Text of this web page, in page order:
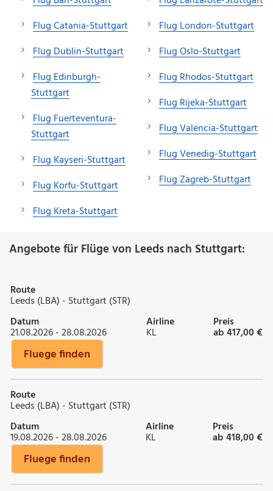
Flug Catania-Stuttgart
Flug Dublin-Stuttgart
Flug Edinburgh-
Stuttgart
Flug Fuerteventura-
Stuttgart
Flug Kayseri-Stuttgart
Flug Korfu-Stuttgart
Flug Kreta-Stuttgart
Flug London-Stuttgart
Flug Oslo-Stuttgart
Flug Rhodos-Stuttgart
Flug Rijeka-Stuttgart
Flug Valencia-Stuttgart
Flug Venedig-Stuttgart
Flug Zagreb-Stuttgart
Angebote für Flüge von Leeds nach Stuttgart:
Route
Leeds (LBA) - Stuttgart (STR)
Datum
21.08.2026 - 28.08.2026
Airline
KL
Preis
ab 417,00 €
Fluege finden
Route
Leeds (LBA) - Stuttgart (STR)
Datum
19.08.2026 - 28.08.2026
Airline
KL
Preis
ab 418,00 €
Fluege finden